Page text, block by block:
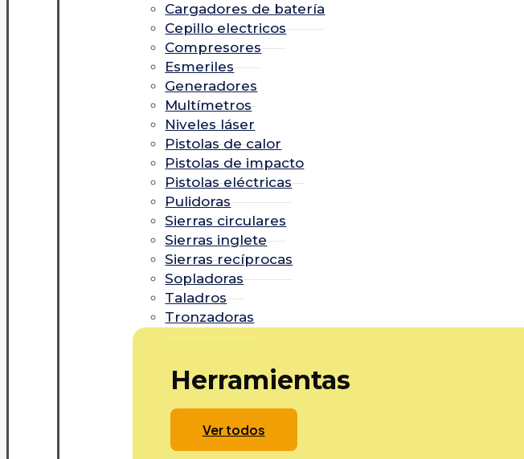
Cargadores de batería
Cepillo electricos
Compresores
Esmeriles
Generadores
Multímetros
Niveles láser
Pistolas de calor
Pistolas de impacto
Pistolas eléctricas
Pulidoras
Sierras circulares
Sierras inglete
Sierras recíprocas
Sopladoras
Taladros
Tronzadoras
Herramientas
Ver todos